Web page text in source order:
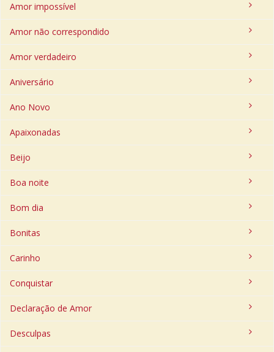
Amor impossível
Amor não correspondido
Amor verdadeiro
Aniversário
Ano Novo
Apaixonadas
Beijo
Boa noite
Bom dia
Bonitas
Carinho
Conquistar
Declaração de Amor
Desculpas